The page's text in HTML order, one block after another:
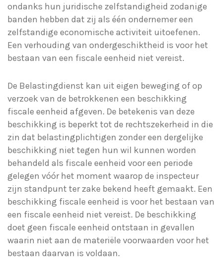
ondanks hun juridische zelfstandigheid zodanige
banden hebben dat zij als één ondernemer een
zelfstandige economische activiteit uitoefenen.
Een verhouding van ondergeschiktheid is voor het
bestaan van een fiscale eenheid niet vereist.
De Belastingdienst kan uit eigen beweging of op
verzoek van de betrokkenen een beschikking
fiscale eenheid afgeven. De betekenis van deze
beschikking is beperkt tot de rechtszekerheid in die
zin dat belastingplichtigen zonder een dergelijke
beschikking niet tegen hun wil kunnen worden
behandeld als fiscale eenheid voor een periode
gelegen vóór het moment waarop de inspecteur
zijn standpunt ter zake bekend heeft gemaakt. Een
beschikking fiscale eenheid is voor het bestaan van
een fiscale eenheid niet vereist. De beschikking
doet geen fiscale eenheid ontstaan in gevallen
waarin niet aan de materiële voorwaarden voor het
bestaan daarvan is voldaan.